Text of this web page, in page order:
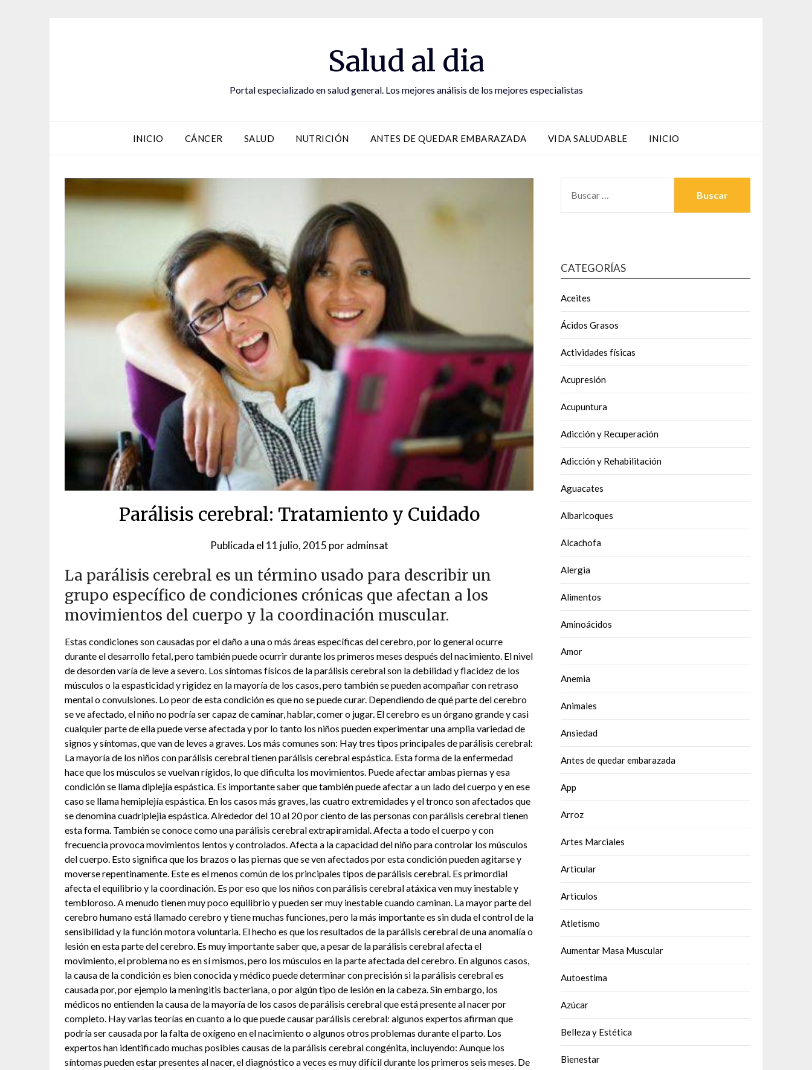
Salud al dia
Portal especializado en salud general. Los mejores análisis de los mejores especialistas
INICIO CÁNCER SALUD NUTRICIÓN ANTES DE QUEDAR EMBARAZADA VIDA SALUDABLE INICIO
Parálisis cerebral: Tratamiento y Cuidado
Publicada el 11 julio, 2015 poradminsat
La parálisis cerebral es un término usado para describir un
grupo específico de condiciones crónicas que afectan a los
movimientos del cuerpo y la coordinación muscular.
Estas condiciones son causadas por el daño a una o más áreas específicas del cerebro, por lo general ocurre
durante el desarrollo fetal, pero también puede ocurrir durante los primeros meses después del nacimiento. El nivel
de desorden varía de leve a severo. Los síntomas físicos de la parálisis cerebral son la debilidad y flacidez de los
músculos o la espasticidad y rigidez en la mayoría de los casos, pero también se pueden acompañar con retraso
mental o convulsiones. Lo peor de esta condición es que no se puede curar. Dependiendo de qué parte del cerebro
se ve afectado, el niño no podría ser capaz de caminar, hablar, comer o jugar. El cerebro es un órgano grande y casi
cualquier parte de ella puede verse afectada y por lo tanto los niños pueden experimentar una amplia variedad de
signos y síntomas, que van de leves a graves. Los más comunes son: Hay tres tipos principales de parálisis cerebral:
La mayoría de los niños con parálisis cerebral tienen parálisis cerebral espástica. Esta forma de la enfermedad
hace que los músculos se vuelvan rígidos, lo que dificulta los movimientos. Puede afectar ambas piernas y esa
condición se llama diplejía espástica. Es importante saber que también puede afectar a un lado del cuerpo y en ese
caso se llama hemiplejía espástica. En los casos más graves, las cuatro extremidades y el tronco son afectados que
se denomina cuadriplejia espástica. Alrededor del 10 al 20 por ciento de las personas con parálisis cerebral tienen
esta forma. También se conoce como una parálisis cerebral extrapiramidal. Afecta a todo el cuerpo y con
frecuencia provoca movimientos lentos y controlados. Afecta a la capacidad del niño para controlar los músculos
del cuerpo. Esto significa que los brazos o las piernas que se ven afectados por esta condición pueden agitarse y
moverse repentinamente. Este es el menos común de los principales tipos de parálisis cerebral. Es primordial
afecta el equilibrio y la coordinación. Es por eso que los niños con parálisis cerebral atáxica ven muy inestable y
tembloroso. A menudo tienen muy poco equilibrio y pueden ser muy inestable cuando caminan. La mayor parte del
cerebro humano está llamado cerebro y tiene muchas funciones, pero la más importante es sin duda el control de la
sensibilidad y la función motora voluntaria. El hecho es que los resultados de la parálisis cerebral de una anomalía o
lesión en esta parte del cerebro. Es muy importante saber que, a pesar de la parálisis cerebral afecta el
movimiento, el problema no es en sí mismos, pero los músculos en la parte afectada del cerebro. En algunos casos,
la causa de la condición es bien conocida y médico puede determinar con precisión si la parálisis cerebral es
causada por, por ejemplo la meningitis bacteriana, o por algún tipo de lesión en la cabeza. Sin embargo, los
médicos no entienden la causa de la mayoría de los casos de parálisis cerebral que está presente al nacer por
completo. Hay varias teorías en cuanto a lo que puede causar parálisis cerebral: algunos expertos afirman que
podría ser causada por la falta de oxígeno en el nacimiento o algunos otros problemas durante el parto. Los
expertos han identificado muchas posibles causas de la parálisis cerebral congénita, incluyendo: Aunque los
síntomas pueden estar presentes al nacer, el diagnóstico a veces es muy difícil durante los primeros seis meses. De
CATEGORÍAS
Aceites
Ácidos Grasos
Actividades físicas
Acupresión
Acupuntura
Adicción y Recuperación
Adicción y Rehabilitación
Aguacates
Albaricoques
Alcachofa
Alergia
Alimentos
Aminoácidos
Amor
Anemia
Animales
Ansiedad
Antes de quedar embarazada
App
Arroz
Artes Marciales
Articular
Articulos
Atletismo
Aumentar Masa Muscular
Autoestima
Azúcar
Belleza y Estética
Bienestar